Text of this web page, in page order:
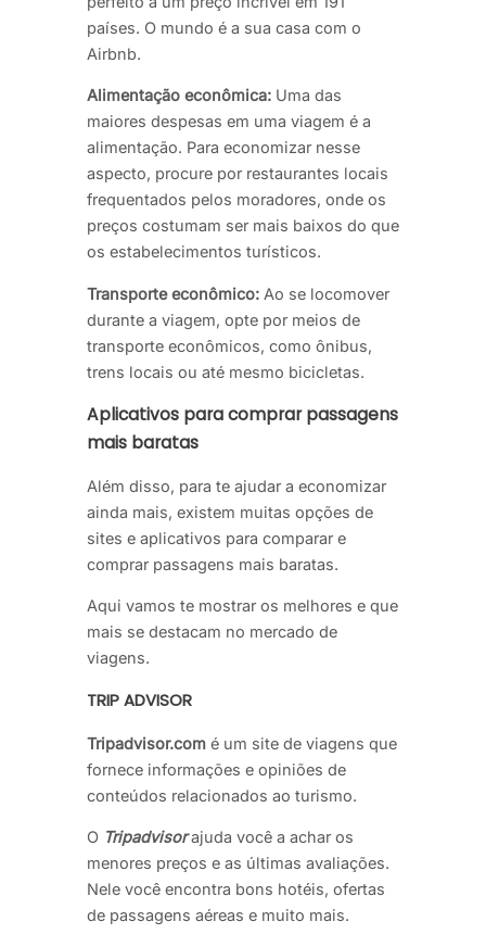
países. O mundo é a sua casa com o
Airbnb.
Alimentação econômica: Uma das
maiores despesas em uma viagem é a
alimentação. Para economizar nesse
aspecto, procure por restaurantes locais
frequentados pelos moradores, onde os
preços costumam ser mais baixos do que
os estabelecimentos turísticos.
Transporte econômico: Ao se locomover
durante a viagem, opte por meios de
transporte econômicos, como ônibus,
trens locais ou até mesmo bicicletas.
Aplicativos para comprar passagens
mais baratas
Além disso, para te ajudar a economizar
ainda mais, existem muitas opções de
sites e aplicativos para comparar e
comprar passagens mais baratas.
Aqui vamos te mostrar os melhores e que
mais se destacam no mercado de
viagens.
TRIP ADVISOR
Tripadvisor.com é um site de viagens que
fornece informações e opiniões de
conteúdos relacionados ao turismo.
O Tripadvisorajuda você a achar os
menores preços e as últimas avaliações.
Nele você encontra bons hotéis, ofertas
de passagens aéreas e muito mais.